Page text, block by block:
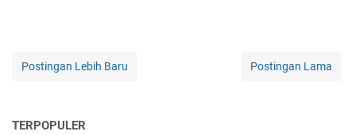
Postingan Lebih Baru Postingan Lama
TERPOPULER